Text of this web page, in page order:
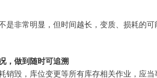
是非常明显，但时间越长，变质、损耗的
，做到随时可追溯
销毁，库位变更等所有库存相关作业，应